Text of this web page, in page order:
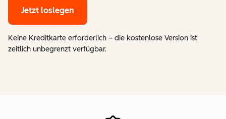
Jetzt loslegen
Keine Kreditkarte erforderlich – die kostenlose Version ist
zeitlich unbegrenzt verfügbar.